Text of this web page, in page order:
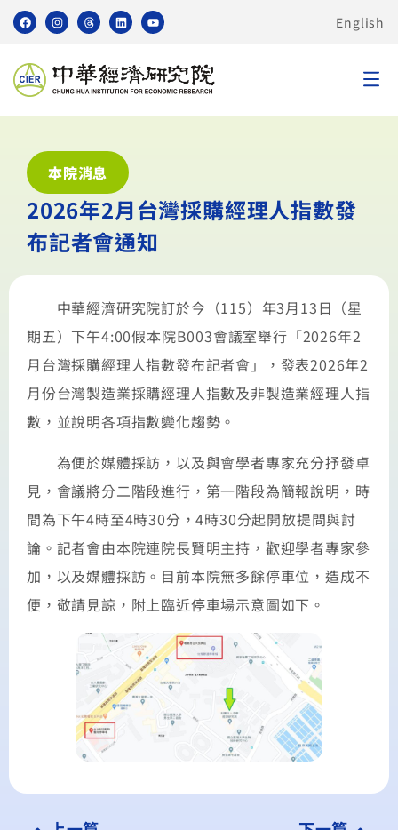
English
本院消息
2026年2月台灣採購經理人指數發
布記者會通知
中華經濟研究院訂於今（115）年3月13日（星
期五）下午4:00假本院B003會議室舉行「2026年2
月台灣採購經理人指數發布記者會」，發表2026年2
月份台灣製造業採購經理人指數及非製造業經理人指
數，並說明各項指數變化趨勢。
為便於媒體採訪，以及與會學者專家充分抒發卓
見，會議將分二階段進行，第一階段為簡報說明，時
間為下午4時至4時30分，4時30分起開放提問與討
論。記者會由本院連院長賢明主持，歡迎學者專家參
加，以及媒體採訪。目前本院無多餘停車位，造成不
便，敬請見諒，附上臨近停車場示意圖如下。